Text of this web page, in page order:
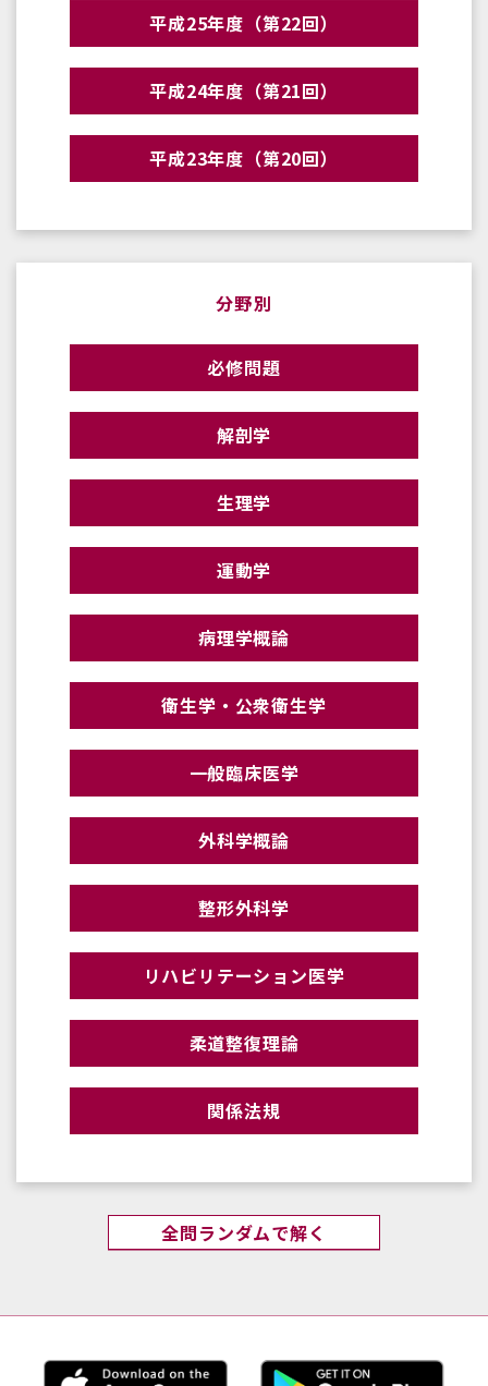
平成25年度（第22回）
平成24年度（第21回）
平成23年度（第20回）
分野別
必修問題
解剖学
生理学
運動学
病理学概論
衛生学・公衆衛生学
一般臨床医学
外科学概論
整形外科学
リハビリテーション医学
柔道整復理論
関係法規
全問ランダムで解く